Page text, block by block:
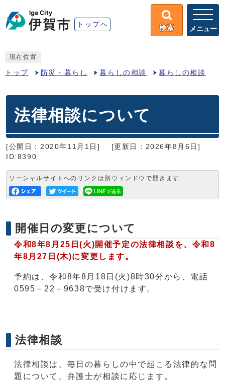
トップへ 検索 メニュー
現在位置
トップ 防災・暮らし 暮らしの相談 暮らしの相談
法律相談について
[公開日：2020年11月1日]
[更新日：2026年8月6日]
ID:8390
ソーシャルサイトへのリンクは別ウィンドウで開きます
開催日の変更について
令和8年8月25日(火)開催予定の法律相談を、 令和8
年8月27日(木)に変更します。
予約は、令和8年8月18日(火)8時30分から、電話
0595－22－9638で受け付けます。
法律相談
法律相談は、毎日の暮らしの中で起こる法律的な問
題について、弁護士が相談に応じます。